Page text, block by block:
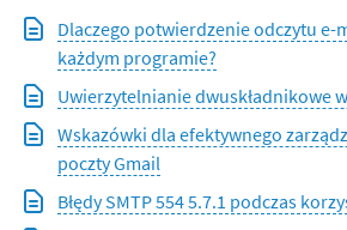
Dlaczego potwierdzenie odczytu e-
każdym programie?
Uwierzytelnianie dwuskładnikowe
Wskazówki dla efektywnego
poczty Gmail
Błędy SMTP 554 5.7.1 podczas